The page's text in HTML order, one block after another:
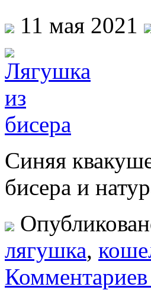
11 мая 2021
Синяя
бисера и
лягушка,
Комментариев